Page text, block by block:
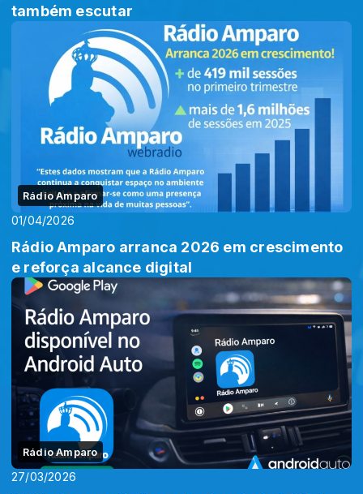
também escutar
Rádio Amparo
01/04/2026
Rádio Amparo arranca 2026 em crescimento
e reforça alcance digital
Rádio Amparo
27/03/2026